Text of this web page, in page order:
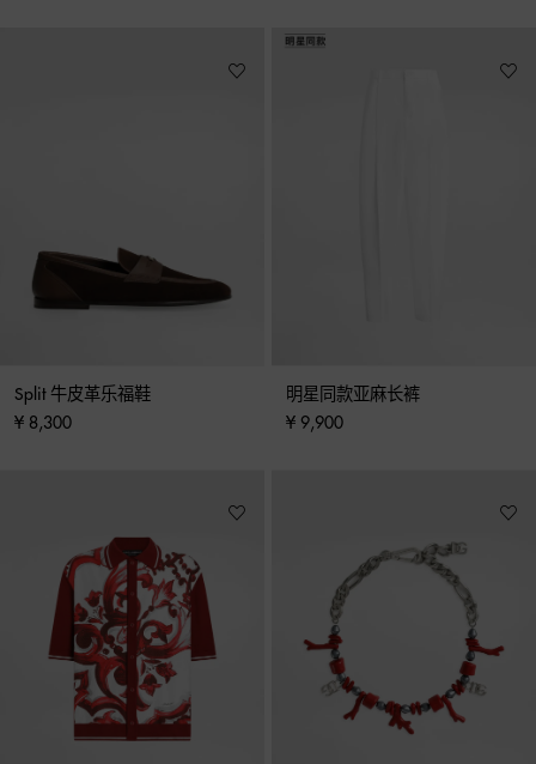
Split 牛皮革乐福鞋
¥ 8,300
明星同款亚麻长裤
¥ 9,900